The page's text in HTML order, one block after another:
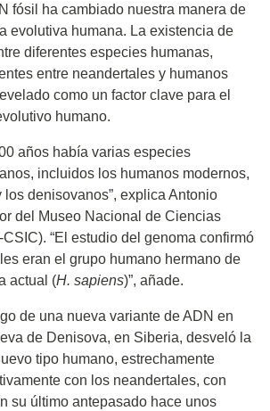
fósil ha cambiado nuestra manera de
evolutiva humana. La existencia de
diferentes especies humanas,
entre neandertales y humanos
como un factor clave para el
humano.
años había varias especies
incluidos los humanos modernos,
los denisovanos”, explica Antonio
del Museo Nacional de Ciencias
“El estudio del genoma confirmó
eran el grupo humano hermano de
actual (H. sapiens)”, añade.
de una nueva variante de ADN en
de Denisova, en Siberia, desveló la
tipo humano, estrechamente
con los neandertales, con
su último antepasado hace unos